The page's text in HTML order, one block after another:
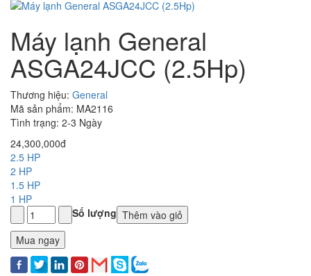
Máy lạnh General
ASGA24JCC (2.5Hp)
Thương hiệu: General
Mã sản phẩm: MA2116
Tình trạng: 2-3 Ngày
24,300,000đ
2.5 HP
2 HP
1.5 HP
1 HP
Số lượng Thêm vào giỏ
Mua ngay